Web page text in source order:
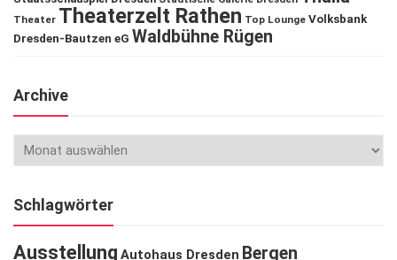
Theater Theaterzelt Rathen Top Lounge Volksbank
Dresden-Bautzen eG Waldbühne Rügen
Archive
Schlagwörter
Ausstellung Autohaus Dresden Bergen